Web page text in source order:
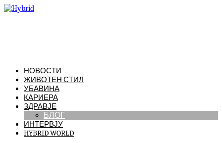
НОВОСТИ
ЖИВОТЕН СТИЛ
УБАВИНА
КАРИЕРА
ЗДРАВЈЕ
БЛОГ
ИНТЕРВЈУ
HYBRID WORLD